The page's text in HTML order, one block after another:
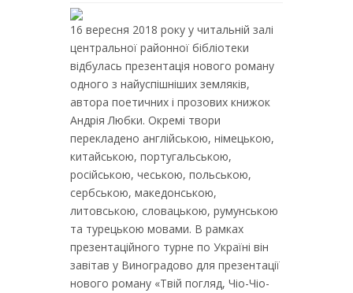
16 вересня 2018 року у читальній залі
центральної районної бібліотеки
відбулась презентація нового роману
одного з найуспішніших земляків,
автора поетичних і прозових книжок
Андрія Любки. Окремі твори
перекладено англійською, німецькою,
китайською, португальською,
російською, чеською, польською,
сербською, македонською,
литовською, словацькою, румунською
та турецькою мовами. В рамках
презентаційного турне по Україні він
завітав у Виноградово для презентації
нового роману «Твій погляд, Чіо-Чіо-